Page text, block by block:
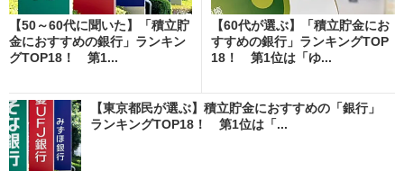
【50～60代に聞いた】「積立貯
金におすすめの銀行」ランキン
グTOP18！ 第1...
【60代が選ぶ】「積立貯金にお
すすめの銀行」ランキングTOP
18！ 第1位は「ゆ...
【東京都民が選ぶ】積立貯金におすすめの「銀行」
ランキングTOP18！ 第1位は「...